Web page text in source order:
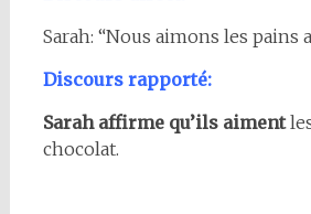
Sarah: “Nous aimons les pains
Discours rapporté:
Sarah affirme qu’ils aiment
chocolat.